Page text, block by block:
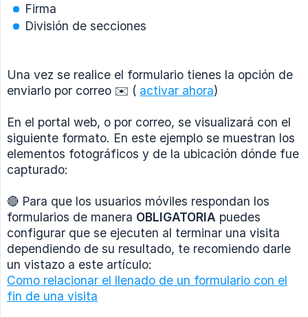
Firma
División de secciones
Una vez se realice el formulario tienes la opción de
enviarlo por correo ✉️ ( activar ahora)
En el portal web, o por correo, se visualizará con el
siguiente formato. En este ejemplo se muestran los
elementos fotográficos y de la ubicación dónde fue
capturado:
🔴 Para que los usuarios móviles respondan los
formularios de manera OBLIGATORIA puedes
configurar que se ejecuten al terminar una visita
dependiendo de su resultado, te recomiendo darle
un vistazo a este artículo:
Como relacionar el llenado de un formulario con el
fin de una visita